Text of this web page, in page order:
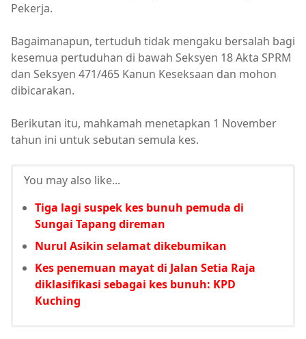
Pekerja.
Bagaimanapun, tertuduh tidak mengaku bersalah bagi
kesemua pertuduhan di bawah Seksyen 18 Akta SPRM
dan Seksyen 471/465 Kanun Keseksaan dan mohon
dibicarakan.
Berikutan itu, mahkamah menetapkan 1 November
tahun ini untuk sebutan semula kes.
You may also like...
Tiga lagi suspek kes bunuh pemuda di
Sungai Tapang direman
Nurul Asikin selamat dikebumikan
Kes penemuan mayat di Jalan Setia Raja
diklasifikasi sebagai kes bunuh: KPD
Kuching